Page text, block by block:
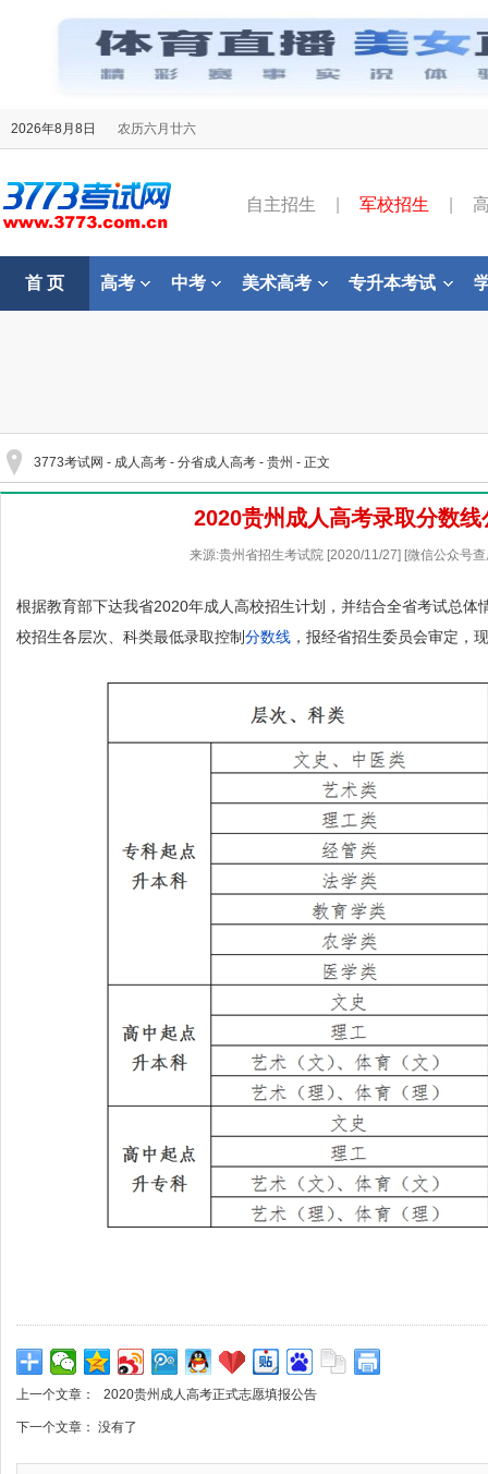
2026年8月8日 农历六月廿六
自主招生 军校招生
首 页 高考 中考 美术高考 专升本考试
3773考试网 - 成人高考 - 分省成人高考 - 贵州 - 正文
2020贵州成人高考录取分数线
来源:贵州省招生考试院 [2020/11/27] [微信公众号
根据教育部下达我省2020年成人高校招生计划，并结合全省考试总体
校招生各层次、科类最低录取控制分数线 ，报经省招生委员会审定，
上一个文章： 2020贵州成人高考正式志愿填报公告
下一个文章： 没有了